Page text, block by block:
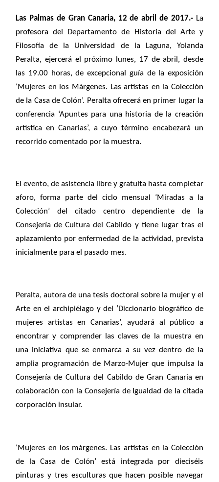
Las Palmas de Gran Canaria, 12 de abril de 2017.- La
profesora del Departamento de Historia del Arte y
Filosofía de la Universidad de la Laguna, Yolanda
Peralta, ejercerá el próximo lunes, 17 de abril, desde
las 19.00 horas, de excepcional guía de la exposición
‘Mujeres en los Márgenes. Las artistas en la Colección
de la Casa de Colón’. Peralta ofrecerá en primer lugar la
conferencia ‘Apuntes para una historia de la creación
artística en Canarias’, a cuyo término encabezará un
recorrido comentado por la muestra.
El evento, de asistencia libre y gratuita hasta completar
aforo, forma parte del ciclo mensual ‘Miradas a la
Colección’ del citado centro dependiente de la
Consejería de Cultura del Cabildo y tiene lugar tras el
aplazamiento por enfermedad de la actividad, prevista
inicialmente para el pasado mes.
Peralta, autora de una tesis doctoral sobre la mujer y el
Arte en el archipiélago y del ‘Diccionario biográfico de
mujeres artistas en Canarias’, ayudará al público a
encontrar y comprender las claves de la muestra en
una iniciativa que se enmarca a su vez dentro de la
amplia programación de Marzo-Mujer que impulsa la
Consejería de Cultura del Cabildo de Gran Canaria en
colaboración con la Consejería de Igualdad de la citada
corporación insular.
‘Mujeres en los márgenes. Las artistas en la Colección
de la Casa de Colón’ está integrada por dieciséis
pinturas y tres esculturas que hacen posible navegar